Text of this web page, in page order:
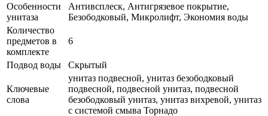
Особенности
унитаза
Антивсплеск, Антигрязевое покрытие,
Безободковый, Микролифт, Экономия воды
Количество
предметов в
комплекте
6
Подвод воды Скрытый
Ключевые
слова
унитаз подвесной, унитаз безободковый
подвесной, подвесной унитаз, подвесной
безободковый унитаз, унитаз вихревой, унитаз
с системой смыва Торнадо